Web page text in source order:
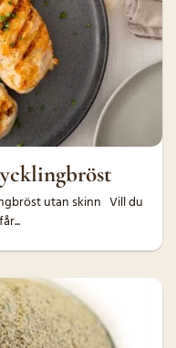
utan skinn Vill du